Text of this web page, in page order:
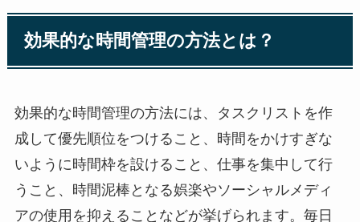
効果的な時間管理の方法とは？
効果的な時間管理の方法には、タスクリストを作
成して優先順位をつけること、時間をかけすぎな
いように時間枠を設けること、仕事を集中して行
うこと、時間泥棒となる娯楽やソーシャルメディ
アの使用を抑えることなどが挙げられます。毎日